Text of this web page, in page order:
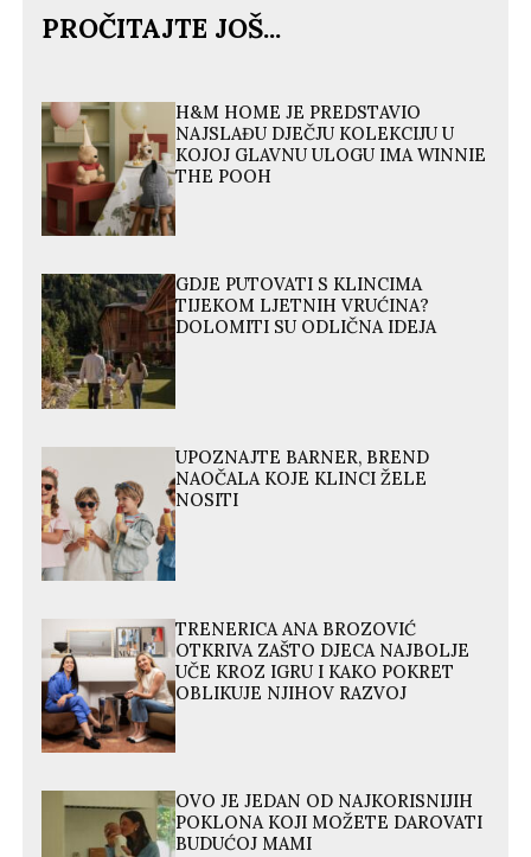
PROČITAJTE JOŠ...
H&M HOME JE PREDSTAVIO
NAJSLAĐU DJEČJU KOLEKCIJU U
KOJOJ GLAVNU ULOGU IMA WINNIE
THE POOH
GDJE PUTOVATI S KLINCIMA
TIJEKOM LJETNIH VRUĆINA?
DOLOMITI SU ODLIČNA IDEJA
UPOZNAJTE BARNER, BREND
NAOČALA KOJE KLINCI ŽELE
NOSITI
TRENERICA ANA BROZOVIĆ
OTKRIVA ZAŠTO DJECA NAJBOLJE
UČE KROZ IGRU I KAKO POKRET
OBLIKUJE NJIHOV RAZVOJ
OVO JE JEDAN OD NAJKORISNIJIH
POKLONA KOJI MOŽETE DAROVATI
BUDUĆOJ MAMI